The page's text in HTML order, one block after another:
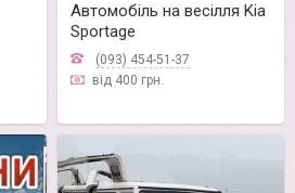
Автомобіль на весілля Kia
Sportage
(093) 454-51-37
від 400 грн.